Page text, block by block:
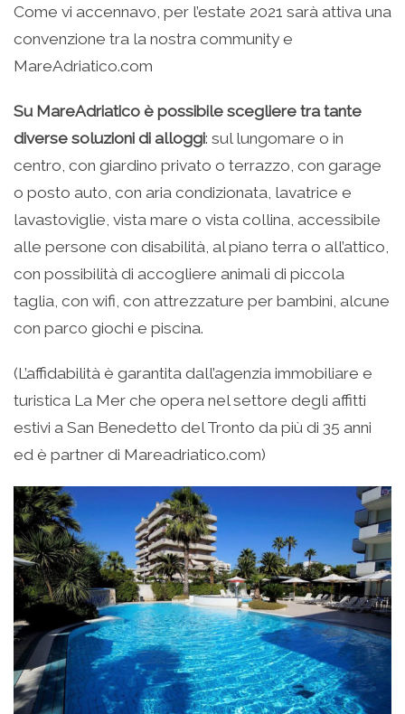
Come vi accennavo, per l’estate 2021 sarà attiva una
convenzione tra la nostra community e
MareAdriatico.com
Su MareAdriatico è possibile scegliere tra tante
diverse soluzioni di alloggi: sul lungomare o in
centro, con giardino privato o terrazzo, con garage
o posto auto, con aria condizionata, lavatrice e
lavastoviglie, vista mare o vista collina, accessibile
alle persone con disabilità, al piano terra o all’attico,
con possibilità di accogliere animali di piccola
taglia, con wifi, con attrezzature per bambini, alcune
con parco giochi e piscina.
(L’affidabilità è garantita dall’agenzia immobiliare e
turistica La Mer che opera nel settore degli affitti
estivi a San Benedetto del Tronto da più di 35 anni
ed è partner di Mareadriatico.com)